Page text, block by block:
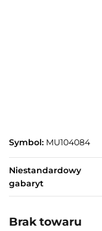
Symbol: MU104084
Niestandardowy
gabaryt
Brak towaru